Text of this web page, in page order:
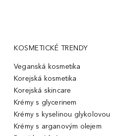
KOSMETICKÉ TRENDY
Veganská kosmetika
Korejská kosmetika
Korejská skincare
Krémy s glycerinem
Krémy s kyselinou glykolovou
Krémy s arganovým olejem